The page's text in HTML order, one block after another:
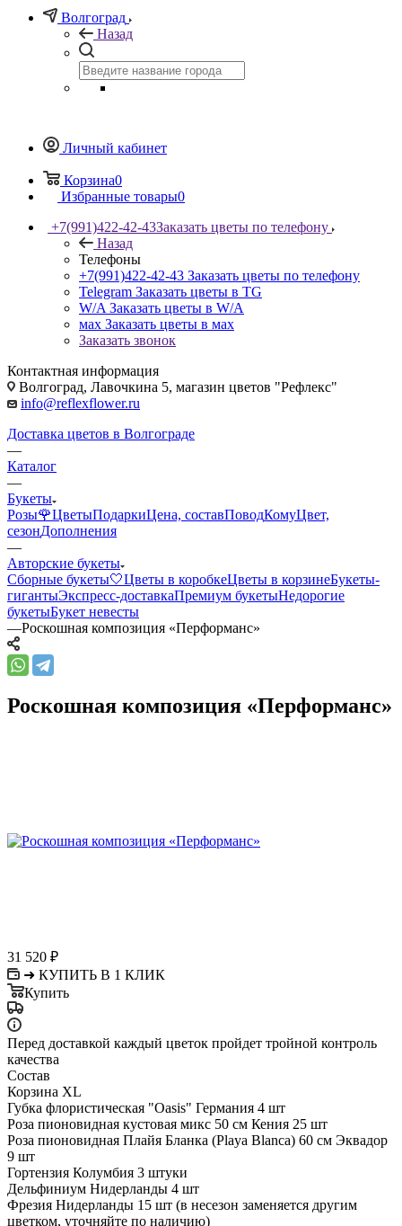
Волгоград
Назад
Личный кабинет
Корзина0
Избранные товары0
+7(991)422-42-43Заказать цветы по телефону
Назад
Телефоны
+7(991)422-42-43 Заказать цветы по телефону
Telegram Заказать цветы в TG
W/A Заказать цветы в W/A
мах Заказать цветы в мах
Заказать звонок
Контактная информация
Волгоград, Лавочкина 5, магазин цветов "Рефлекс"
info@reflexflower.ru
Доставка цветов в Волгограде
—
Каталог
—
Букеты
Розы🌹ЦветыПодаркиЦена, составПоводКомуЦвет,
сезонДополнения
—
Авторские букеты
Сборные букеты🤍Цветы в коробкеЦветы в корзинеБукеты-
гигантыЭкспресс-доставкаПремиум букетыНедорогие
букетыБукет невесты
—Роскошная композиция «Перформанс»
Роскошная композиция «Перформанс»
31 520 ₽
➜ КУПИТЬ В 1 КЛИК
Купить
Перед доставкой каждый цветок пройдет тройной контроль
качества
Состав
Корзина XL
Губка флористическая "Oasis" Германия 4 шт
Роза пионовидная кустовая микс 50 см Кения 25 шт
Роза пионовидная Плайя Бланка (Playa Blanca) 60 см Эквадор
9 шт
Гортензия Колумбия 3 штуки
Дельфиниум Нидерланды 4 шт
Фрезия Нидерланды 15 шт (в несезон заменяется другим
цветком, уточняйте по наличию)